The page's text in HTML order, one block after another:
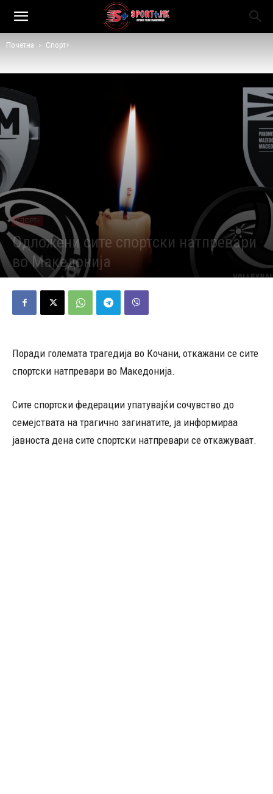
Почетна Спорт+
СПОРТ+
Одложени сите спортски натпревари
во Македонија
Објавено од Редакција - 16/03/2025 338
Поради големата трагедија во Кочани, откажани се сите
спортски натпревари во Македонија.
Сите спортски федерации упатувајќи сочувство до
семејствата на трагично загинатите, ја информираа
јавноста дена сите спортски натпревари се откажуваат.